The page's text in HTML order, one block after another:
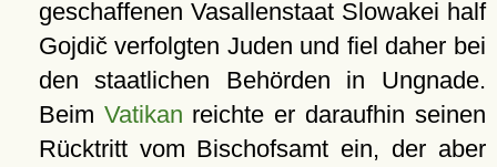
geschaffenen Vasallenstaat Slowakei half
Gojdič verfolgten Juden und fiel daher bei
den staatlichen Behörden in Ungnade.
Beim Vatikan reichte er daraufhin seinen
Rücktritt vom Bischofsamt ein, der aber